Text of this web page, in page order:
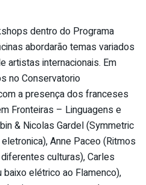
dentro do Programa
abordarão temas variados
artistas internacionais. Em
no Conservatorio
a presença dos franceses
Fronteiras – Linguagens e
& Nicolas Gardel (Symmetric
Anne Paceo (Ritmos
culturas), Carles
elétrico ao Flamenco),